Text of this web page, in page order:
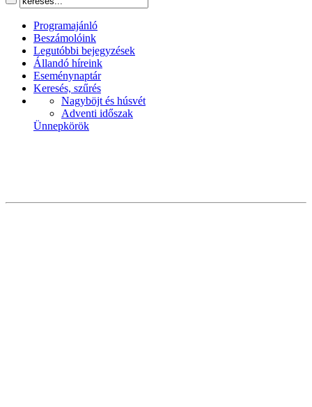
Programajánló
Beszámolóink
Legutóbbi bejegyzések
Állandó híreink
Eseménynaptár
Keresés, szűrés
Nagyböjt és húsvét
Adventi időszak
Ünnepkörök